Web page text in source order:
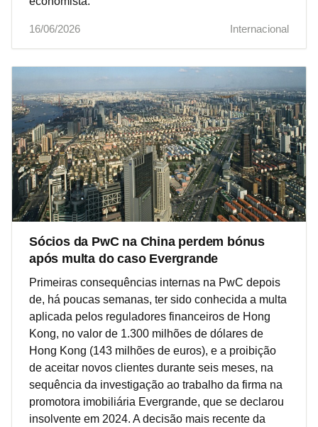
16/06/2026 Internacional
Sócios da PwC na China perdem bónus
após multa do caso Evergrande
Primeiras consequências internas na PwC depois
de, há poucas semanas, ter sido conhecida a multa
aplicada pelos reguladores financeiros de Hong
Kong, no valor de 1.300 milhões de dólares de
Hong Kong (143 milhões de euros), e a proibição
de aceitar novos clientes durante seis meses, na
sequência da investigação ao trabalho da firma na
promotora imobiliária Evergrande, que se declarou
insolvente em 2024. A decisão mais recente da